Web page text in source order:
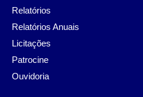
Relatórios
Relatórios Anuais
Licitações
Patrocine
Ouvidoria